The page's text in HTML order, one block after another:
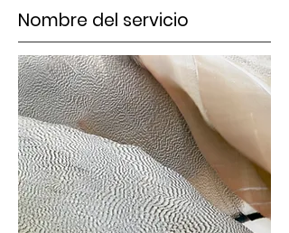
Nombre del servicio